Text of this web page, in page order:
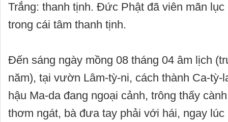
Trắng: thanh tịnh. Đức Phật đã viên mãn
trong cái tâm thanh tịnh.
Đến sáng ngày mồng 08 tháng 04 âm lịch
năm), tại vườn Lâm-tỳ-ni, cách thành Ca-tỳ-
hậu Ma-da đang ngoại cảnh, trông thấy
thơm ngát, bà đưa tay phải với hái, ngay